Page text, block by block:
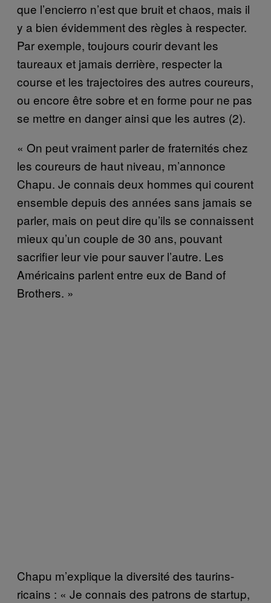
que l’encierro n’est que bruit et chaos, mais il
y a bien évidemment des règles à respecter.
Par exemple, toujours courir devant les
taureaux et jamais derrière, respecter la
course et les trajectoires des autres coureurs,
ou encore être sobre et en forme pour ne pas
se mettre en danger ainsi que les autres (2).
« On peut vraiment parler de fraternités chez
les coureurs de haut niveau, m’annonce
Chapu. Je connais deux hommes qui courent
ensemble depuis des années sans jamais se
parler, mais on peut dire qu’ils se connaissent
mieux qu’un couple de 30 ans, pouvant
sacrifier leur vie pour sauver l’autre. Les
Américains parlent entre eux de Band of
Brothers. »
Chapu m’explique la diversité des taurins-
ricains : « Je connais des patrons de startup,